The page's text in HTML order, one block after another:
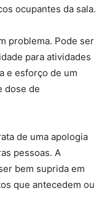
ocupantes da sala.
problema. Pode ser
para atividades
e esforço de um
dose de
de uma apologia
pessoas. A
bem suprida em
que antecedem ou